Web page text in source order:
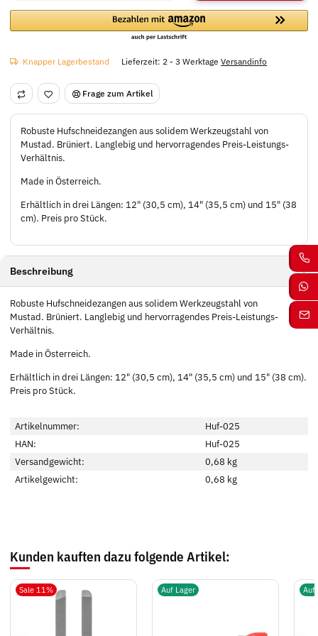
Knapper Lagerbestand Lieferzeit: 2 - 3 Werktage Versandinfo
Frage zum Artikel
Robuste Hufschneidezangen aus solidem Werkzeugstahl von
Mustad. Brüniert. Langlebig und hervorragendes Preis-Leistungs-
Verhältnis.
Made in Österreich.
Erhältlich in drei Längen: 12" (30,5 cm), 14" (35,5 cm) und 15" (38
cm). Preis pro Stück.
Beschreibung
Robuste Hufschneidezangen aus solidem Werkzeugstahl von
Mustad. Brüniert. Langlebig und hervorragendes Preis-Leistungs-
Verhältnis.
Made in Österreich.
Erhältlich in drei Längen: 12" (30,5 cm), 14" (35,5 cm) und 15" (38 cm).
Preis pro Stück.
Artikelnummer:
Huf-025
HAN:
Huf-025
Versandgewicht:
0,68 kg
Artikelgewicht:
0,68 kg
Kunden kauften dazu folgende Artikel:
Sale 11% Auf Lager Auf